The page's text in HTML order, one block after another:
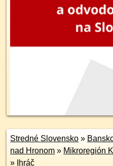
Stredné Slovensko »
nad Hronom » Mikroregión
» Ihráč